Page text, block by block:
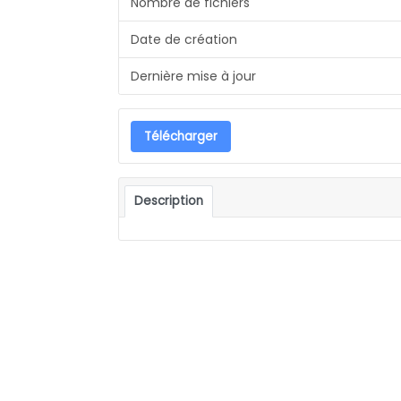
Date de création
Dernière mise à jour
Télécharger
Description